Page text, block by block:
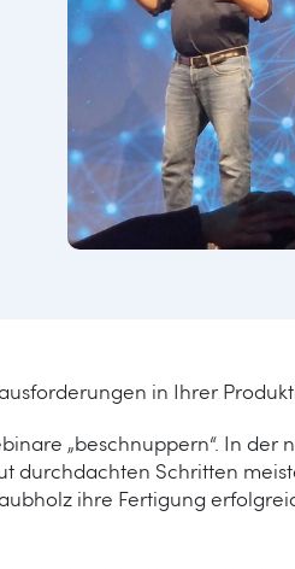
in Ihrer
„beschnuppern“. In der
durchdachten Schritten
ihre Fertigung